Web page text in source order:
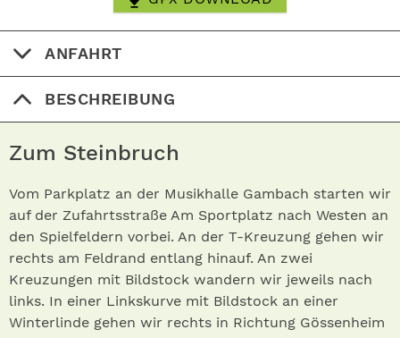
ANFAHRT
BESCHREIBUNG
Zum Steinbruch
Vom Parkplatz an der Musikhalle Gambach starten wir
auf der Zufahrtsstraße Am Sportplatz nach Westen an
den Spielfeldern vorbei. An der T-Kreuzung gehen wir
rechts am Feldrand entlang hinauf. An zwei
Kreuzungen mit Bildstock wandern wir jeweils nach
links. In einer Linkskurve mit Bildstock an einer
Winterlinde gehen wir rechts in Richtung Gössenheim